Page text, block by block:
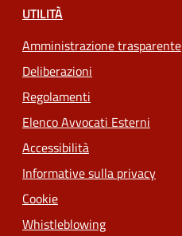
UTILITÀ
Amministrazione trasparente
Deliberazioni
Regolamenti
Elenco Avvocati Esterni
Accessibilità
Informative sulla privacy
Cookie
Whistleblowing